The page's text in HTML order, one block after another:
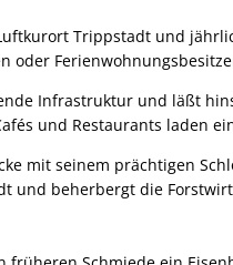
Trippstadt und
oder
Infrastruktur und läßt
und Restaurants laden
mit seinem prächtigen
und beherbergt die